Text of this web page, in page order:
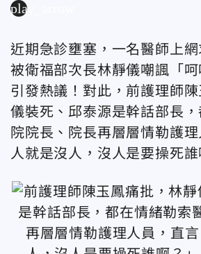
play_arrow
近期急診壅塞，一名醫師上
被衛福部次長林靜儀嘲諷「呵
引發熱議！對此，前護理師
儀裝死、邱泰源是幹話部長
院院長、院長再層層情勒護
人就是沒人，沒人是要操死誰